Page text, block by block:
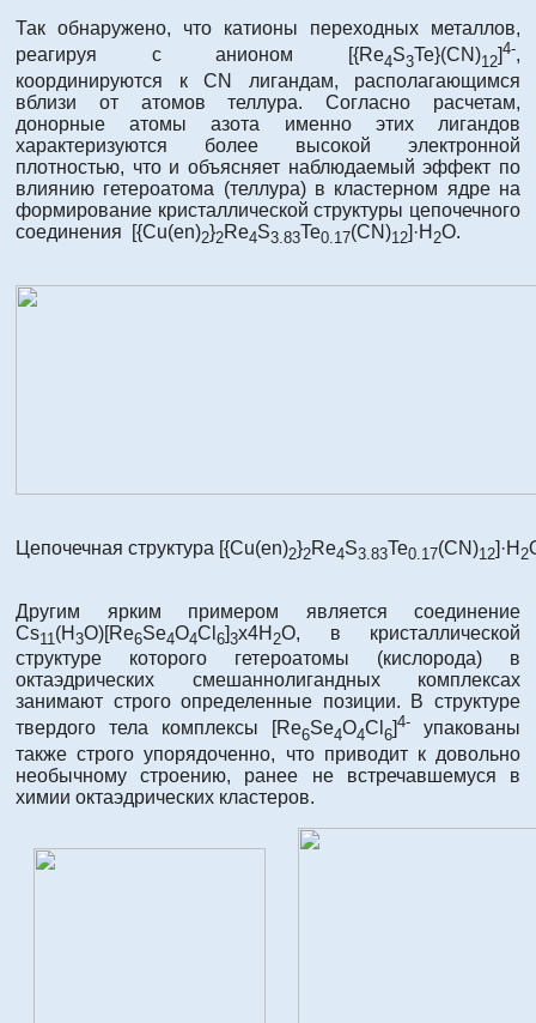
Так обнаружено, что катионы переходных металлов,
реагируя с анионом [{Re4S3Te}(CN)12
4-,
координируются к CN лигандам, располагающимся
вблизи от атомов теллура. Согласно расчетам,
донорные атомы азота именно этих лигандов
характеризуются более высокой электронной
плотностью, что и объясняет наблюдаемый эффект по
влиянию гетероатома (теллура) в кластерном ядре на
формирование кристаллической структуры цепочечного
соединения [{Cu(en)2}2Re4S3.83Te0.17(CN)12]·H 2O.
Цепочечная структура [{Cu(en)2}2Re4S3.83Te0.17(CN)12]·H 2
Другим ярким примером является соединение
Cs11(H 3O)[Re6Se4O4Cl 6]3x4H 2O, в кристаллической
структуре которого гетероатомы (кислорода) в
октаэдрических смешаннолигандных комплексах
занимают строго определенные позиции. В структуре
твердого тела комплексы [Re6Se4O4Cl 6
4- упакованы
также строго упорядоченно, что приводит к довольно
необычному строению, ранее не встречавшемуся в
химии октаэдрических кластеров.